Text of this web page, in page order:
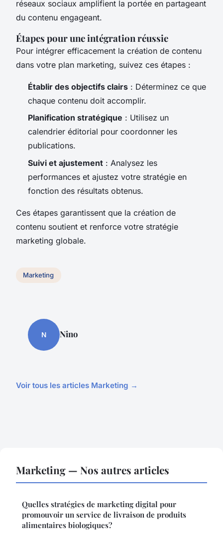
réseaux sociaux amplifient la portée en partageant
du contenu engageant.
Étapes pour une intégration réussie
Pour intégrer efficacement la création de contenu
dans votre plan marketing, suivez ces étapes :
Établir des objectifs clairs : Déterminez ce que
chaque contenu doit accomplir.
Planification stratégique : Utilisez un
calendrier éditorial pour coordonner les
publications.
Suivi et ajustement : Analysez les
performances et ajustez votre stratégie en
fonction des résultats obtenus.
Ces étapes garantissent que la création de
contenu soutient et renforce votre stratégie
marketing globale.
Marketing
N Nino
Voir tous les articles Marketing →
Marketing — Nos autres articles
Quelles stratégies de marketing digital pour
promouvoir un service de livraison de produits
alimentaires biologiques?